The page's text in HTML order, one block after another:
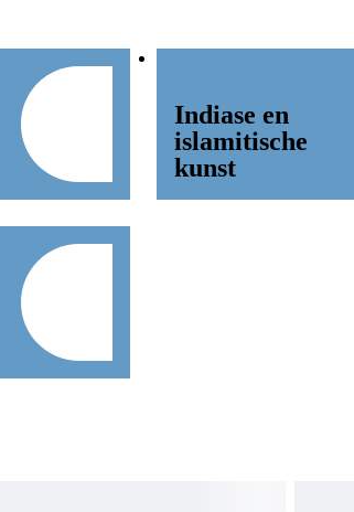
Indiase en
islamitische
kunst